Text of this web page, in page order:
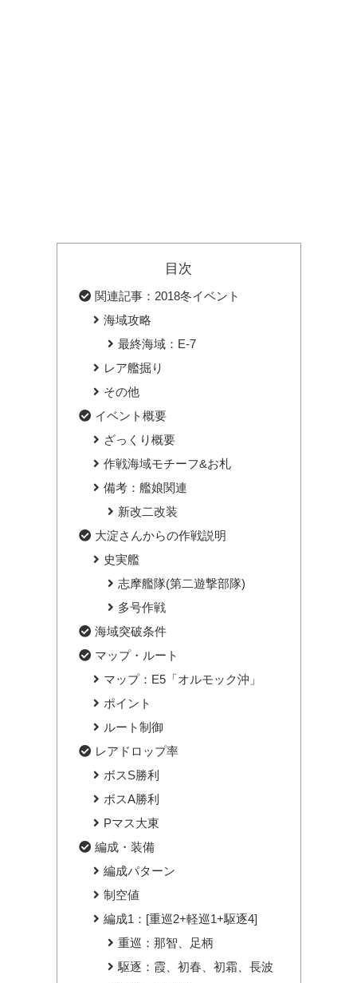
目次
関連記事：2018冬イベント
海域攻略
最終海域：E-7
レア艦掘り
その他
イベント概要
ざっくり概要
作戦海域モチーフ&お札
備考：艦娘関連
新改二改装
大淀さんからの作戦説明
史実艦
志摩艦隊(第二遊撃部隊)
多号作戦
海域突破条件
マップ・ルート
マップ：E5「オルモック沖」
ポイント
ルート制御
レアドロップ率
ボスS勝利
ボスA勝利
Pマス大東
編成・装備
編成パターン
制空値
編成1：[重巡2+軽巡1+駆逐4]
重巡：那智、足柄
駆逐：霞、初春、初霜、長波